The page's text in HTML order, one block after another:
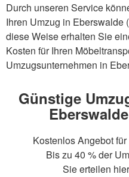
Durch unseren Service
Ihren Umzug in Eberswalde
diese Weise erhalten Sie
Kosten für Ihren
Umzugsunternehmen in
Günstige
Kostenlos Angebot
Bis zu 40 % der
Sie erteilen